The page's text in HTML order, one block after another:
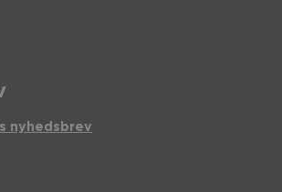
nyhedsbrev